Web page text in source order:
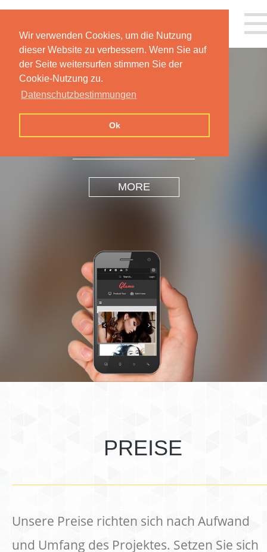
Wir verwenden Cookies, um die Nutzung
dieser Website zu verbessern. Wenn Sie auf
der Seite weitersurfen stimmen Sie der
Cookie-Nutzung zu.
Datenschutzbestimmungen
Ok
INSPIRATION
DESIGN
MORE
PREISE
Unsere Preise richten sich nach Aufwand
und Umfang des Projektes. Setzen Sie sich